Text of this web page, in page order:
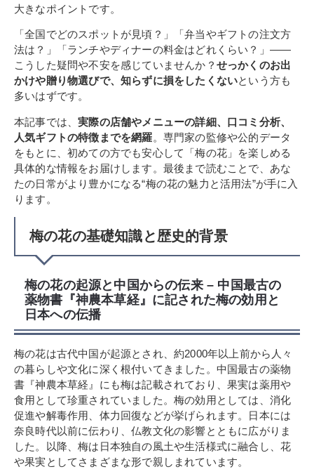
大きなポイントです。
「全国でどのスポットが見頃？」「弁当やギフトの注文方
法は？」「ランチやディナーの料金はどれくらい？」――
こうした疑問や不安を感じていませんか？ せっかくのお出
かけや贈り物選びで、知らずに損をしたくないという方も
多いはずです。
本記事では、実際の店舗やメニューの詳細、口コミ分析、
人気ギフトの特徴までを網羅。専門家の監修や公的データ
をもとに、初めての方でも安心して「梅の花」を楽しめる
具体的な情報をお届けします。最後まで読むことで、あな
たの日常がより豊かになる“梅の花の魅力と活用法”が手に入
ります。
梅の花の基礎知識と歴史的背景
梅の花の起源と中国からの伝来 – 中国最古の
薬物書『神農本草経』に記された梅の効用と
日本への伝播
梅の花は古代中国が起源とされ、約2000年以上前から人々
の暮らしや文化に深く根付いてきました。中国最古の薬物
書『神農本草経』にも梅は記載されており、果実は薬用や
食用として珍重されていました。梅の効用としては、消化
促進や解毒作用、体力回復などが挙げられます。日本には
奈良時代以前に伝わり、仏教文化の影響とともに広がりま
した。以降、梅は日本独自の風土や生活様式に融合し、花
や果実としてさまざまな形で親しまれています。